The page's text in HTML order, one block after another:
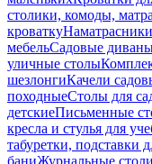
столики, комоды,
кроватку
мебельСадовые
уличные столы
шезлонгиКачели
походныеСтолы для
детскиеПисьменные
кресла и стулья для
табуретки, подставки
баниЖурнальные